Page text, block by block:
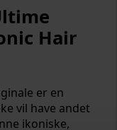
Hair
er en
vil have andet
ikoniske,